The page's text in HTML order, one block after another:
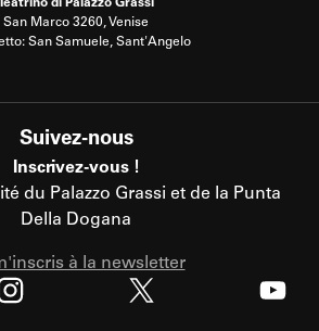
di Palazzo Grassi
San Marco 3260, Venise
San Samuele, Sant'Angelo
Suivez-nous
Inscrivez-vous !
du Palazzo Grassi et de la Punta
Della Dogana
à la newsletter